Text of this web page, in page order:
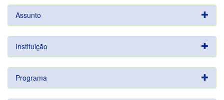
Assunto
Instituição
Programa